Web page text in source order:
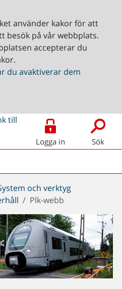
använder kakor för att
besök på vår webbplats.
accepterar du
du avaktiverar dem
Logga in Sök
och verktyg
Plk-webb